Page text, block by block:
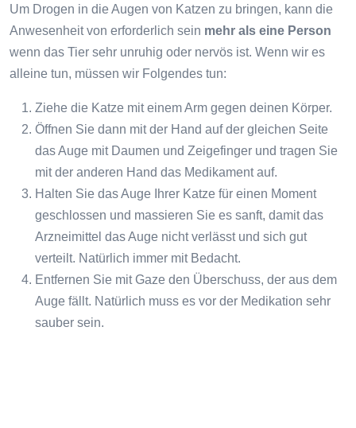
Um Drogen in die Augen von Katzen zu bringen, kann die
Anwesenheit von erforderlich sein mehr als eine Person
wenn das Tier sehr unruhig oder nervös ist. Wenn wir es
alleine tun, müssen wir Folgendes tun:
Ziehe die Katze mit einem Arm gegen deinen Körper.
Öffnen Sie dann mit der Hand auf der gleichen Seite
das Auge mit Daumen und Zeigefinger und tragen Sie
mit der anderen Hand das Medikament auf.
Halten Sie das Auge Ihrer Katze für einen Moment
geschlossen und massieren Sie es sanft, damit das
Arzneimittel das Auge nicht verlässt und sich gut
verteilt. Natürlich immer mit Bedacht.
Entfernen Sie mit Gaze den Überschuss, der aus dem
Auge fällt. Natürlich muss es vor der Medikation sehr
sauber sein.